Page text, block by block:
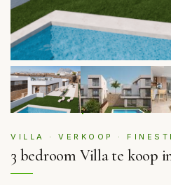
VILLA · VERKOOP ·
3 bedroom Villa te koop